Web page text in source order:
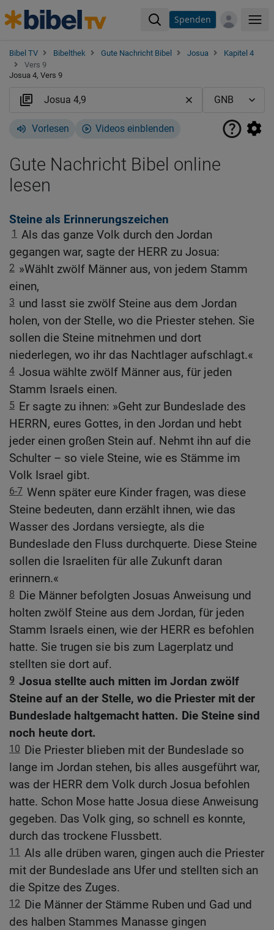
Spenden
Bibel TV Bibelthek Gute Nachricht Bibel Josua
Kapitel 4
Vers 9
Josua 4, Vers 9
Vorlesen Videos einblenden
Gute Nachricht Bibel online
lesen
Steine als Erinnerungszeichen
1 Als das ganze Volk durch den Jordan
gegangen war, sagte der HERR zu Josua:
2 »Wählt zwölf Männer aus, von jedem Stamm
einen,
3 und lasst sie zwölf Steine aus dem Jordan
holen, von der Stelle, wo die Priester stehen. Sie
sollen die Steine mitnehmen und dort
niederlegen, wo ihr das Nachtlager aufschlagt.«
4 Josua wählte zwölf Männer aus, für jeden
Stamm Israels einen.
5 Er sagte zu ihnen: »Geht zur Bundeslade des
HERRN, eures Gottes, in den Jordan und hebt
jeder einen großen Stein auf. Nehmt ihn auf die
Schulter – so viele Steine, wie es Stämme im
Volk Israel gibt.
6-7 Wenn später eure Kinder fragen, was diese
Steine bedeuten, dann erzählt ihnen, wie das
Wasser des Jordans versiegte, als die
Bundeslade den Fluss durchquerte. Diese Steine
sollen die Israeliten für alle Zukunft daran
erinnern.«
8 Die Männer befolgten Josuas Anweisung und
holten zwölf Steine aus dem Jordan, für jeden
Stamm Israels einen, wie der HERR es befohlen
hatte. Sie trugen sie bis zum Lagerplatz und
stellten sie dort auf.
9 Josua stellte auch mitten im Jordan zwölf
Steine auf an der Stelle, wo die Priester mit der
Bundeslade haltgemacht hatten. Die Steine sind
noch heute dort.
10 Die Priester blieben mit der Bundeslade so
lange im Jordan stehen, bis alles ausgeführt war,
was der HERR dem Volk durch Josua befohlen
hatte. Schon Mose hatte Josua diese Anweisung
gegeben. Das Volk ging, so schnell es konnte,
durch das trockene Flussbett.
11 Als alle drüben waren, gingen auch die Priester
mit der Bundeslade ans Ufer und stellten sich an
die Spitze des Zuges.
12 Die Männer der Stämme Ruben und Gad und
des halben Stammes Manasse gingen